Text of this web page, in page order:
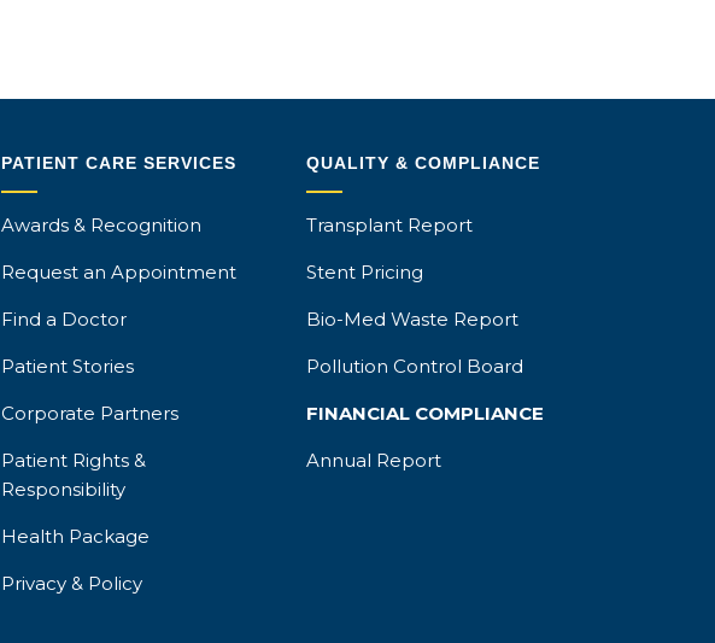
PATIENT CARE SERVICES
Awards & Recognition
Request an Appointment
Find a Doctor
Patient Stories
Corporate Partners
Patient Rights &
Responsibility
Health Package
Privacy & Policy
QUALITY & COMPLIANCE
Transplant Report
Stent Pricing
Bio-Med Waste Report
Pollution Control Board
FINANCIAL COMPLIANCE
Annual Report